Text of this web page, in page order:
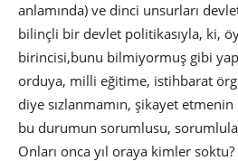
anlamında) ve dinci unsurları
bilinçli bir devlet politikasıyla, ki,
birincisi,bunu bilmiyormuş gibi
orduya, milli eğitime, istihbarat
diye sızlanmamın, şikayet
bu durumun sorumlusu,
Onları onca yıl oraya kimler